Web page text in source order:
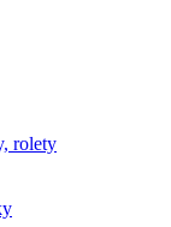
rolety